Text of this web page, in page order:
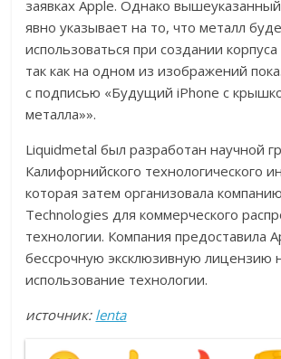
заявках Apple. Однако
явно указывает на то, что металл
использоваться при создании
так как на одном из изображений
с подписью «Будущий iPhone с
металла»».
Liquidmetal был разработан научной
Калифорнийского технологического
которая затем организовала
Technologies для коммерческого
технологии. Компания предоставила
бессрочную эксклюзивную лицензию
использование технологии.
источник: lenta